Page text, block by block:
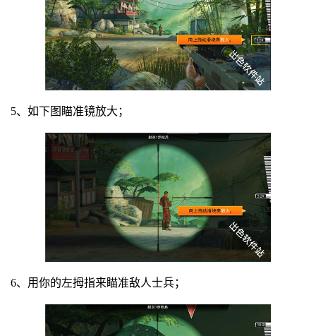
5、如下图瞄准镜放大；
6、用你的左拇指来瞄准敌人士兵；